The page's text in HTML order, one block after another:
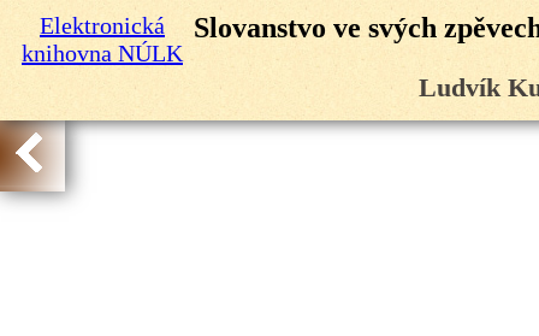
Elektronická
knihovna NÚLK
Slovanstvo ve svých
Ludvík